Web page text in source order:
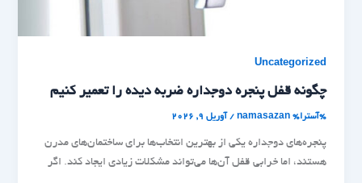
Uncategorized
چگونه قفل پنجره دوجداره ضربه دیده را تعمیر کنیم
%آسترا% namasazan
/ آوریل 9, 2026
پنجره‌های دوجداره یکی از بهترین انتخاب‌ها برای ساختمان‌های مدرن
هستند، اما خرابی قفل آن‌ها می‌تواند مشکلات زیادی ایجاد کند. اگر